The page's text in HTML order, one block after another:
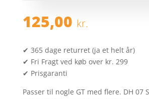
125,00 kr.
✔ 365 dage returret (ja et helt år)
✔ Fri Fragt ved køb over kr. 299
✔ Prisgaranti
Passer til nogle GT med flere. DH 07